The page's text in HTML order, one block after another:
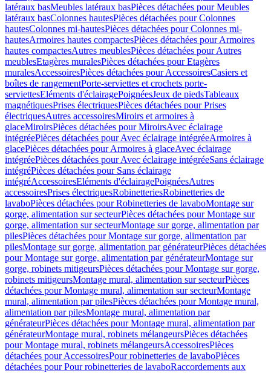
latéraux basMeubles latéraux basPièces détachées pour Meubles
latéraux basColonnes hautesPièces détachées pour Colonnes
hautesColonnes mi-hautesPièces détachées pour Colonnes mi-
hautesArmoires hautes compactesPièces détachées pour Armoires
hautes compactesAutres meublesPièces détachées pour Autres
meublesEtagères muralesPièces détachées pour Etagères
muralesAccessoiresPièces détachées pour AccessoiresCasiers et
boîtes de rangementPorte-serviettes et crochets porte-
serviettesEléments d'éclairagePoignéesJeux de piedsTableaux
magnétiquesPrises électriquesPièces détachées pour Prises
électriquesAutres accessoiresMiroirs et armoires à
glaceMiroirsPièces détachées pour MiroirsAvec éclairage
intégréePièces détachées pour Avec éclairage intégréeArmoires à
glacePièces détachées pour Armoires à glaceAvec éclairage
intégréePièces détachées pour Avec éclairage intégréeSans éclairage
intégréPièces détachées pour Sans éclairage
intégréAccessoiresEléments d'éclairagePoignéesAutres
accessoiresPrises électriquesRobinetteriesRobinetteries de
lavaboPièces détachées pour Robinetteries de lavaboMontage sur
gorge, alimentation sur secteurPièces détachées pour Montage sur
gorge, alimentation sur secteurMontage sur gorge, alimentation par
pilesPièces détachées pour Montage sur gorge, alimentation par
pilesMontage sur gorge, alimentation par générateurPièces détachées
pour Montage sur gorge, alimentation par générateurMontage sur
gorge, robinets mitigeursPièces détachées pour Montage sur gorge,
robinets mitigeursMontage mural, alimentation sur secteurPièces
détachées pour Montage mural, alimentation sur secteurMontage
mural, alimentation par pilesPièces détachées pour Montage mural,
alimentation par pilesMontage mural, alimentation par
générateurPièces détachées pour Montage mural, alimentation par
générateurMontage mural, robinets mélangeursPièces détachées
pour Montage mural, robinets mélangeursAccessoiresPièces
détachées pour AccessoiresPour robinetteries de lavaboPièces
détachées pour Pour robinetteries de lavaboRaccordements aux